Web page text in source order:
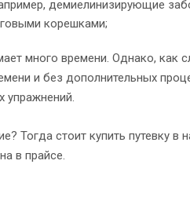
демиелинизирующие
корешками;
много времени. Однако, как
и без дополнительных
упражнений.
Тогда стоит купить путевку
в прайсе.